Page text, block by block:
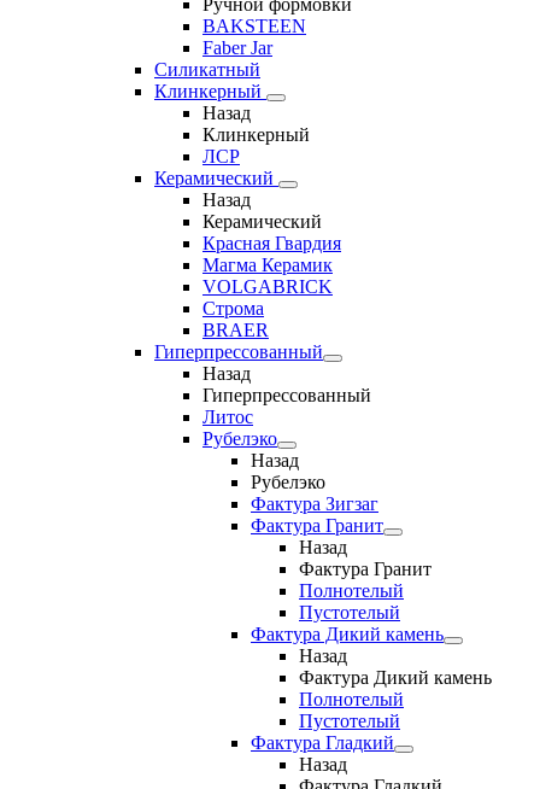
Ручной формовки
BAKSTEEN
Faber Jar
Силикатный
Клинкерный
Назад
Клинкерный
ЛСР
Керамический
Назад
Керамический
Красная Гвардия
Магма Керамик
VOLGABRICK
Строма
BRAER
Гиперпрессованный
Назад
Гиперпрессованный
Литос
Рубелэко
Назад
Рубелэко
Фактура Зигзаг
Фактура Гранит
Назад
Фактура Гранит
Полнотелый
Пустотелый
Фактура Дикий камень
Назад
Фактура Дикий камень
Полнотелый
Пустотелый
Фактура Гладкий
Назад